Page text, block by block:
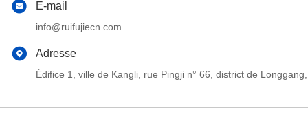
E-mail
info@ruifujiecn.com
Adresse
Édifice 1, ville de Kangli, rue Pingji n° 66, district de